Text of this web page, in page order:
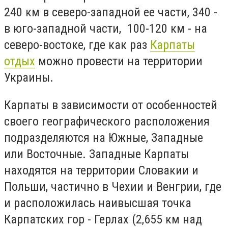
240 км в северо-западной ее части, 340 -
в юго-западной части, 100-120 км - на
северо-востоке, где как раз Карпаты
отдых можно провести на территории
Украины.
Карпаты в зависимости от особенностей
своего географического расположения
подразделяются на Южные, Западные
или Восточные. Западные Карпаты
находятся на территории Словакии и
Польши, частично в Чехии и Венгрии, где
и расположилась наивысшая точка
Карпатских гор - Герлах (2,655 км над